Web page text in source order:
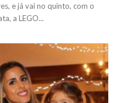
e já vai no quinto, com o
a LEGO...